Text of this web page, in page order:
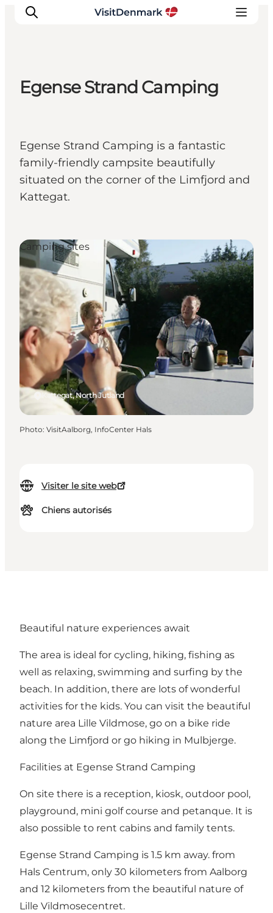
Quoi faire
Hébergements
Planifiez votre voyage
Egense Strand Camping
Egense Strand Camping is a fantastic
family-friendly campsite beautifully
situated on the corner of the Limfjord and
Kattegat.
Visiter le site web
Chiens autorisés
Kattegat, North Jutland
Camping sites
Photo: VisitAalborg, InfoCenter Hals
Beautiful nature experiences await
The area is ideal for cycling, hiking, fishing as
well as relaxing, swimming and surfing by the
beach. In addition, there are lots of wonderful
activities for the kids. You can visit the beautiful
nature area Lille Vildmose, go on a bike ride
along the Limfjord or go hiking in Mulbjerge.
Facilities at Egense Strand Camping
On site there is a reception, kiosk, outdoor pool,
playground, mini golf course and petanque. It is
also possible to rent cabins and family tents.
Egense Strand Camping is 1.5 km away. from
Hals Centrum, only 30 kilometers from Aalborg
and 12 kilometers from the beautiful nature of
Lille Vildmosecentret.